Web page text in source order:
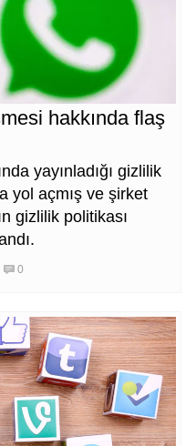
hakkında flaş
yayınladığı gizlilik
yol açmış ve şirket
gizlilik politikası
0